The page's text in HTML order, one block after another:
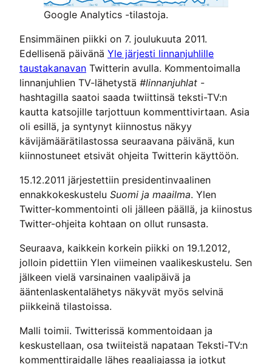
Google Analytics -tilastoja.
Ensimmäinen piikki on 7. joulukuuta 2011.
Edellisenä päivänä Yle järjesti linnanjuhlille
taustakanavan Twitterin avulla. Kommentoimalla
linnanjuhlien TV-lähetystä #linnanjuhlat -
hashtagilla saatoi saada twiittinsä teksti-TV:n
kautta katsojille tarjottuun kommenttivirtaan. Asia
oli esillä, ja syntynyt kiinnostus näkyy
kävijämäärätilastossa seuraavana päivänä, kun
kiinnostuneet etsivät ohjeita Twitterin käyttöön.
15.12.2011 järjestettiin presidentinvaalinen
ennakkokeskustelu Suomi ja maailma. Ylen
Twitter-kommentointi oli jälleen päällä, ja kiinostus
Twitter-ohjeita kohtaan on ollut runsasta.
Seuraava, kaikkein korkein piikki on 19.1.2012,
jolloin pidettiin Ylen viimeinen vaalikeskustelu. Sen
jälkeen vielä varsinainen vaalipäivä ja
ääntenlaskentalähetys näkyvät myös selvinä
piikkeinä tilastoissa.
Malli toimii. Twitterissä kommentoidaan ja
keskustellaan, osa twiiteistä napataan Teksti-TV:n
kommenttiraidalle lähes reaaliajassa ja jotkut